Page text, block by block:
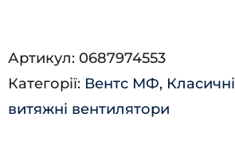
кількість
Артикул: 0687974553
Категорії: Вентс МФ, Класичні
витяжні вентилятори